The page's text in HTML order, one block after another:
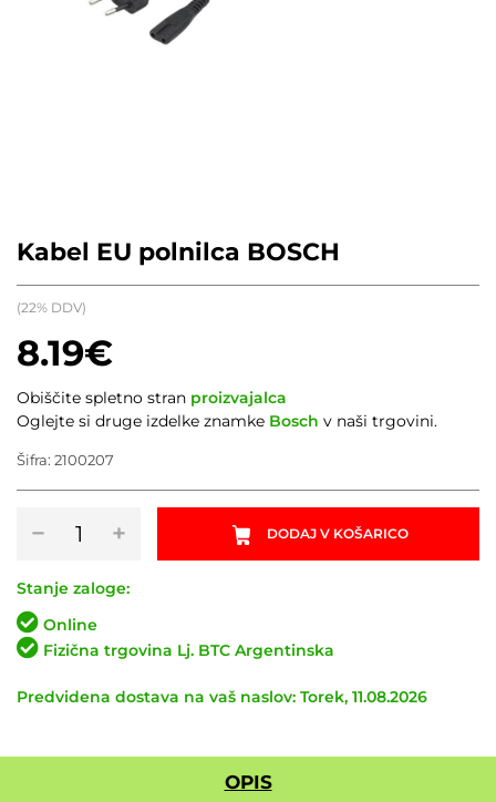
Kabel EU polnilca BOSCH
8.19€
(22% DDV)
−
EU
BOSCH
količina
+ DODAJ V KOŠARICO
Obiščite spletno stran proizvajalca
Oglejte si druge izdelke znamke Bosch v naši trgovini.
Šifra: 2100207
Stanje zaloge:
Online
Fizična trgovina Lj. BTC Argentinska
Predvidena dostava na vaš naslov: Torek, 11.08.2026
OPIS